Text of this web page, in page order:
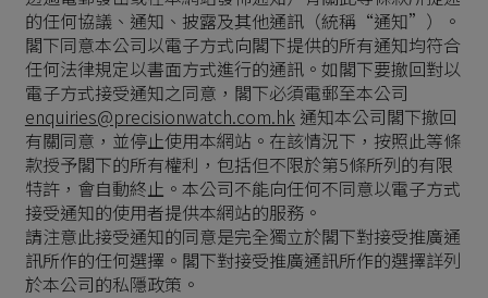
的任何協議、通知、披露及其他通訊（統稱“通知”）。
閣下同意本公司以電子方式向閣下提供的所有通知均符合
任何法律規定以書面方式進行的通訊。如閣下要撤回對以
電子方式接受通知之同意，閣下必須電郵至本公司
enquiries@precisionwatch.com.hk通知本公司閣下撤回
有關同意，並停止使用本網站。在該情況下，按照此等條
款授予閣下的所有權利，包括但不限於第5條所列的有限
特許，會自動終止。本公司不能向任何不同意以電子方式
接受通知的使用者提供本網站的服務。
請注意此接受通知的同意是完全獨立於閣下對接受推廣通
訊所作的任何選擇。閣下對接受推廣通訊所作的選擇詳列
於本公司的私隱政策。